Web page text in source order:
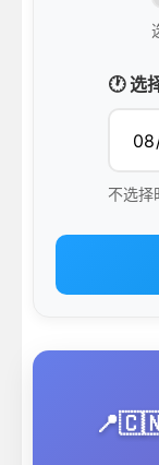
🕐 选
不选择